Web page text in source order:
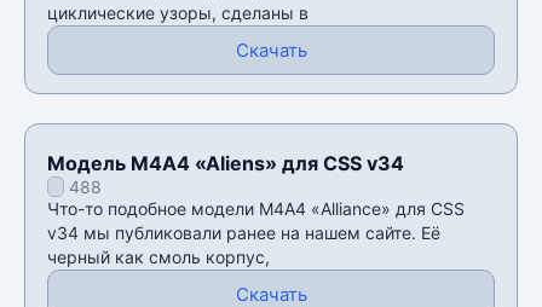
циклические узоры, сделаны в
Скачать
Модель M4A4 «Aliens» для CSS v34
488
Что-то подобное модели M4A4 «Alliance» для CSS
v34 мы публиковали ранее на нашем сайте. Её
черный как смоль корпус,
Скачать